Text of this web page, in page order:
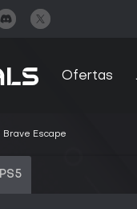
Ofertas
Brave Escape
PS5